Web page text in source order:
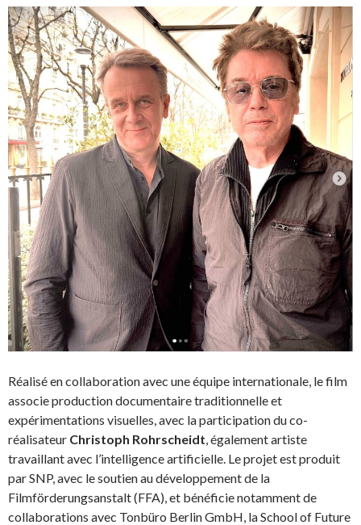
Réalisé en collaboration avec une équipe internationale, le film
associe production documentaire traditionnelle et
expérimentations visuelles, avec la participation du co-
réalisateur Christoph Rohrscheidt , également artiste
travaillant avec l’intelligence artificielle. Le projet est produit
par SNP, avec le soutien au développement de la
Filmförderungsanstalt (FFA), et bénéficie notamment de
collaborations avec Tonbüro Berlin GmbH, la School of Future